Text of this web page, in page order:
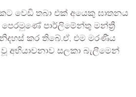
වෙඩි තබා එක් අයෙකු ඝාතනය
පාර්ලිමේන්තු මන්ත්‍රී
කර තිබේ.ඒ, එම මරණීය
සලකා බැලීමෙන්